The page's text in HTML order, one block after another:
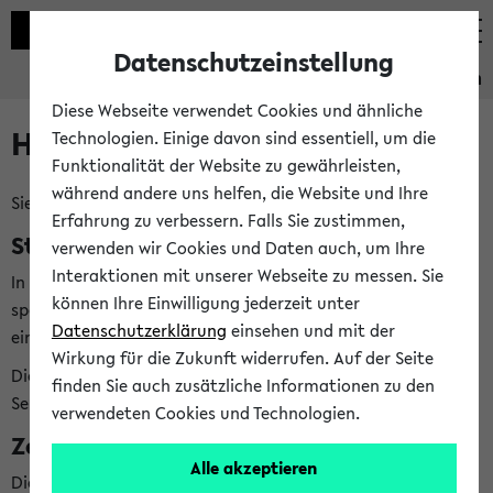
Studieninformation
Hilfe & Kontakt
Sie haben Fragen zum Studienangebot?
Studienberatungen der Fächer
In der Studieninformation finden Siebei jedem Fach die
speziellen Studienberatungen, die Ihnen bei allen Fragen zu
einem bestimmten Fach weiterhelfen können.
Die Studienberatungen Ihrer Fächer finden Sie direkt in der
Seite
Meine Studieninformation
Zentrale Beratungsangebote
Die zentrale Studienberatung (ZSB) hilft Ihnen bei weiteren
Datenschutzeinstellung
Diese Webseite verwendet Cookies und ähnliche
Technologien. Einige davon sind essentiell, um die
Funktionalität der Website zu gewährleisten,
während andere uns helfen, die Website und Ihre
Erfahrung zu verbessern. Falls Sie zustimmen,
verwenden wir Cookies und Daten auch, um Ihre
Interaktionen mit unserer Webseite zu messen. Sie
können Ihre Einwilligung jederzeit unter
Datenschutzerklärung einsehen und mit der
Wirkung für die Zukunft widerrufen. Auf der Seite
finden Sie auch zusätzliche Informationen zu den
verwendeten Cookies und Technologien.
Alle akzeptieren